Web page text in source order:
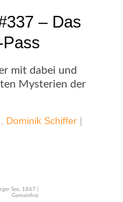
– Das
mit dabei und
Mysterien der
Dominik Schiffer |
See, 1867 |
Gemeinfrei